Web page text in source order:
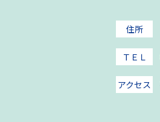
住所
ＴＥＬ
アクセス